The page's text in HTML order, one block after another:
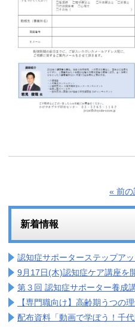
« 前の
新着情報
認知症サポーターステップア
9月17日(木)認知症ケア講座を
第３回 認知症サポーター養成
【専門職向け】高齢期うつの
配布資料「動画で学ぼう！千